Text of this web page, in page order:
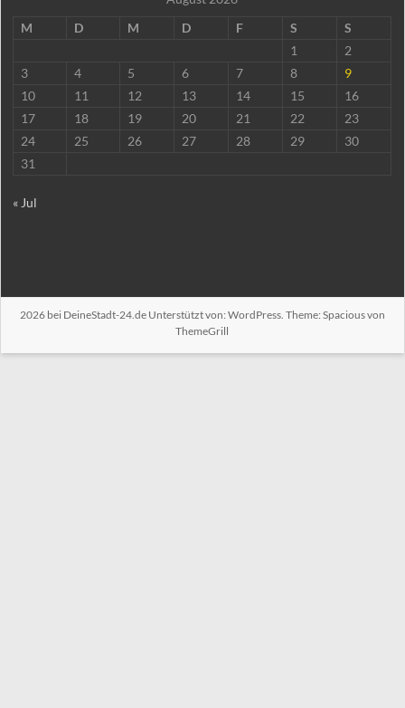
M
D M D F S
S
1
2
3
4 5 6 7 8
9
10
11 12 13 14 15
16
17
18 19 20 21 22
23
24
25 26 27 28 29
30
31
« Jul
2026 bei DeineStadt-24.deUnterstützt von: WordPress. Theme: Spacious von
ThemeGrill